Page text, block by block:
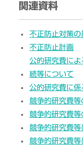
関連資料
不正防止対策の
不正防止計画
公的研究費に
続等について
公的研究費に
競争的研究費
競争的研究費
競争的研究費
競争的研究費